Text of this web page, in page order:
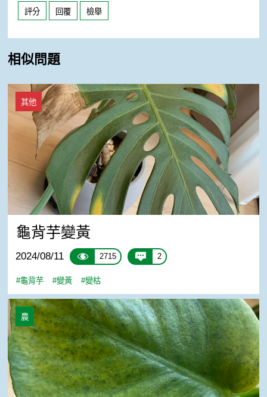
評分 回覆 檢舉
相似問題
龜背芋變黃
其他
龜背芋變黃
2024/08/11 2715 2
#龜背芋 #變黃 #變枯
龜背芋其中一片葉子表面充滿凹洞
農